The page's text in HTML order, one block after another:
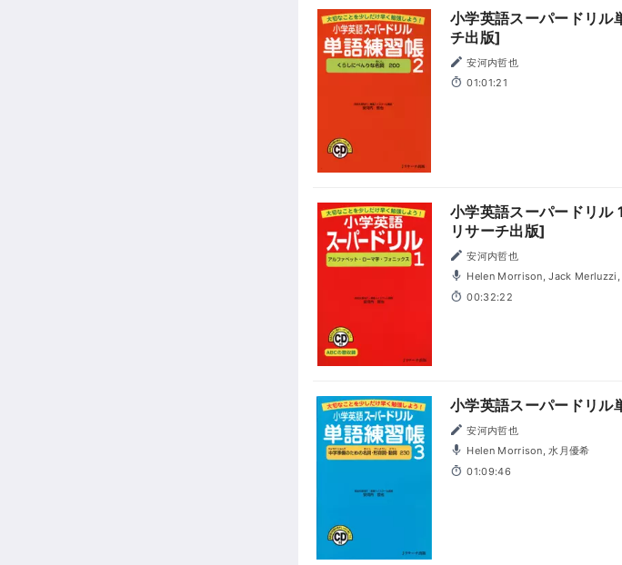
小学英語スーパードリ
チ出版]
安河内哲也
01:01:21
小学英語スーパードリ
リサーチ出版]
安河内哲也
Helen Morrison, Jack Merluzzi,
00:32:22
小学英語スーパードリ
安河内哲也
Helen Morrison, 水月優希
01:09:46